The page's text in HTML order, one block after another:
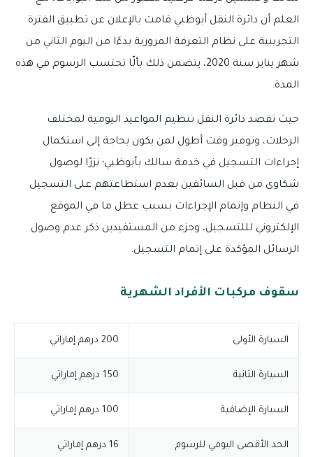
العلم أن دائرة النقل أبوظبي قامت بالإعلان عن تطبيق الفترة
التجريبية على نظام التعرفة المرورية بدءًا من اليوم الثاني من
شهر يناير سنة 2020، يتضمن ذلك بألّا تحتسب الرسوم في هذه
المدة.
حيث تقصد دائرة النقل تنظيم المواعيد اليومية لمختلف
الرحلات، وتوفير وقت أطول لمن يكون بحاجة إلى استكمال
إجراءات التسجيل في خدمة سالك بأبوظبي؛ نزرًا لوصول
شكاوى من قبل السائقين بعدم استطاعتهم على التسجيل
في النظام وإتمام الإجراءات بسبب عطل ما في الموقع
الإلكتروني لللتسجيل، وجزء من المستفيدين ذكر عدم وصول
الرسائل المؤكدة على إتمام التسجيل.
سقوف مركبات الأفراد الشهرية
السيارة الأولى 200 درهم إماراتي
السيارة الثانية 150 درهم إماراتي
السيارة الإضافية 100 درهم إماراتي
الحد الأقصى اليومي للرسوم 16 درهم إماراتي